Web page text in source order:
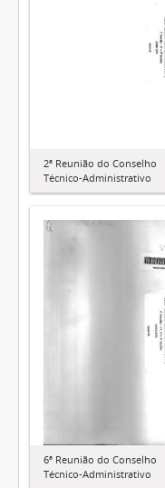
2ª Reunião do Conselho
Técnico-Administrativo
6ª Reunião do Conselho
Técnico-Administrativo